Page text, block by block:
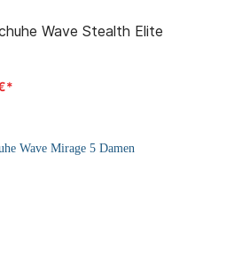
Wave Stealth Elite